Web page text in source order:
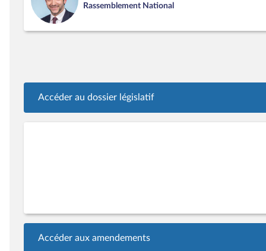
Rassemblement National
Accéder au dossier législatif
Accéder aux amendements